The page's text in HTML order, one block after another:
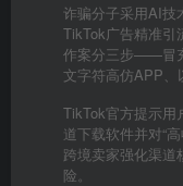
诈骗分子采用AI技
TikTok广告精准引
作案分三步——冒
文字符高仿APP、
TikTok官方提示用
道下载软件并对“
跨境卖家强化渠道
险。